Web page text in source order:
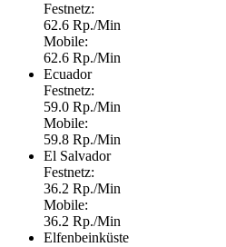
Festnetz:
62.6 Rp./Min
Mobile:
62.6 Rp./Min
Ecuador
Festnetz:
59.0 Rp./Min
Mobile:
59.8 Rp./Min
El Salvador
Festnetz:
36.2 Rp./Min
Mobile:
36.2 Rp./Min
Elfenbeinküste